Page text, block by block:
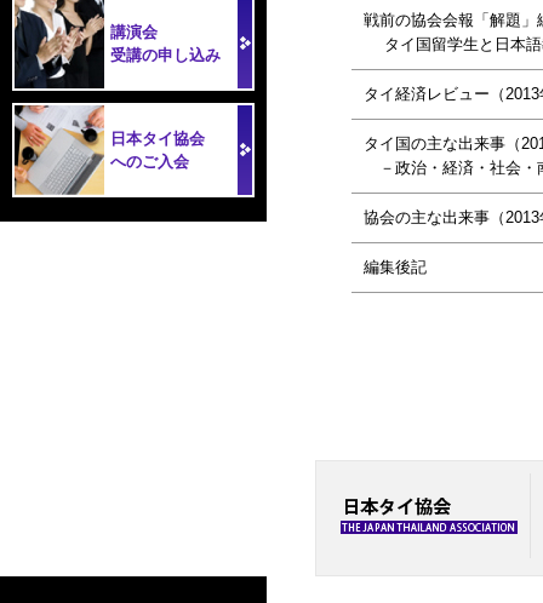
講演会
受講の申し込み
日本タイ協会
へのご入会
戦前の協会会報「解題
タイ国留学生と日本語
タイ経済レビュー（
タイ国の主な出来事（
－政治・経済・社会・
協会の主な出来事（
編集後記